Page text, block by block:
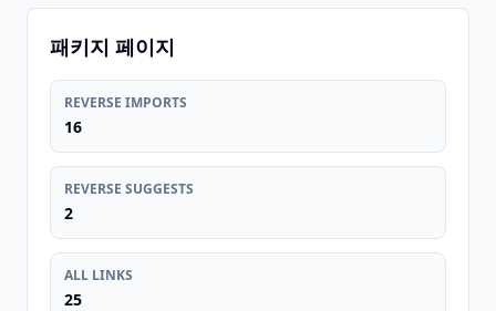
패키지 페이지
REVERSE IMPORTS
16
REVERSE SUGGESTS
2
ALL LINKS
25